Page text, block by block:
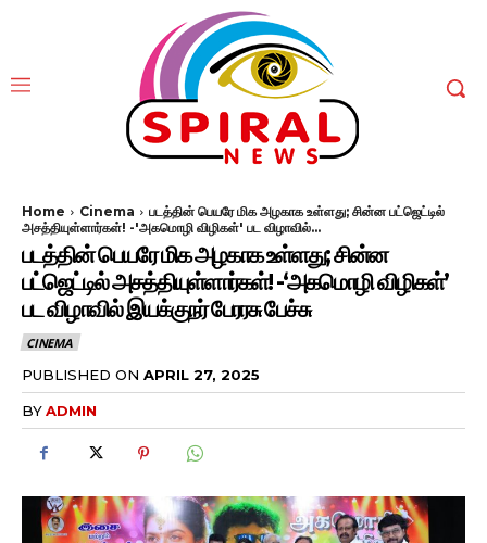
Home Cinema
படத்தின் பெயரே மிக அழகாக உள்ளது; சின்ன பட்ஜெட்டில்
அசத்தியுள்ளார்கள்! -'அகமொழி விழிகள்' பட விழாவில்...
படத்தின் பெயரே மிக அழகாக உள்ளது; சின்ன
பட்ஜெட்டில் அசத்தியுள்ளார்கள்! -‘அகமொழி விழிகள்’
பட விழாவில் இயக்குநர் பேரரசு பேச்சு
CINEMA
PUBLISHED ON APRIL 27, 2025
BYADMIN